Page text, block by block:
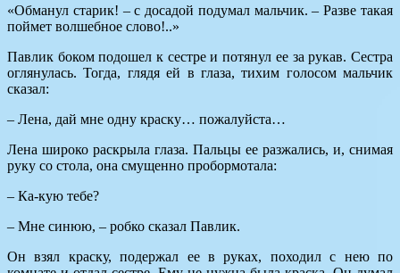
«Обманул старик! – с досадой подумал мальчик. – Разве такая
поймет волшебное слово!..»
Павлик боком подошел к сестре и потянул ее за рукав. Сестра
оглянулась. Тогда, глядя ей в глаза, тихим голосом мальчик
сказал:
– Лена, дай мне одну краску… пожалуйста…
Лена широко раскрыла глаза. Пальцы ее разжались, и, снимая
руку со стола, она смущенно пробормотала:
– Ка-кую тебе?
– Мне синюю, – робко сказал Павлик.
Он взял краску, подержал ее в руках, походил с нею по